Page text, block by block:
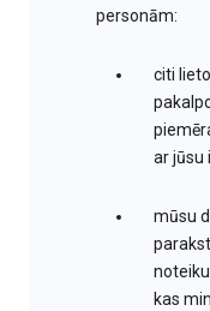
personām:
citi
ar jūsu
mūsu
kas